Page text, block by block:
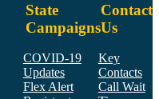
State
Campaigns
COVID-19
Updates
Flex Alert
Contact
Us
Key
Contacts
Call Wait